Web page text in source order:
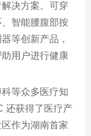
决方案。可穿
智能腰腹部按
等创新产品，
用户进行健康
等众多医疗知
还获得了医疗产
作为湖南首家